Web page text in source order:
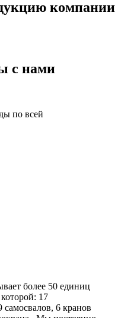
компании
с нами
по всей
более 50 единиц
17
самосвалов, 6 кранов